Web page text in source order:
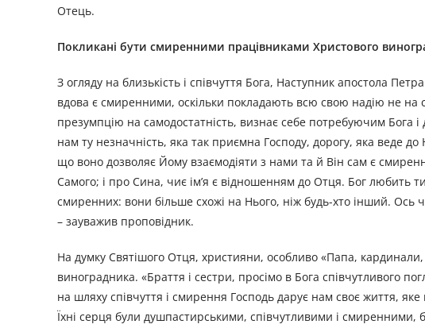
Отець.
Покликані бути смиренними працівниками Христового
З огляду на близькість і співчуття Бога, Наступник апостола
вдова є смиренними, оскільки покладають всю свою надію не на
презумпцію на самодостатність, визнає себе потребуючим Бога
нам ту незначність, яка так приємна Господу, дорогу, яка веде
що воно дозволяє Йому взаємодіяти з нами та й Він сам є
Самого; і про Сина, чиє ім’я є відношенням до Отця. Бог любить
смиренних: вони більше схожі на Нього, ніж будь-хто інший. Ось
– зауважив проповідник.
На думку Святішого Отця, християни, особливо «Папа,
виноградника. «Браття і сестри, просімо в Бога співчутливого
на шляху співчуття і смирення Господь дарує нам своє життя,
Їхні серця були душпастирськими, співчутливими і